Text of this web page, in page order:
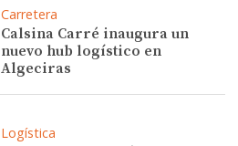
Carretera
Calsina Carré inaugura un
nuevo hub logístico en
Algeciras
Logística